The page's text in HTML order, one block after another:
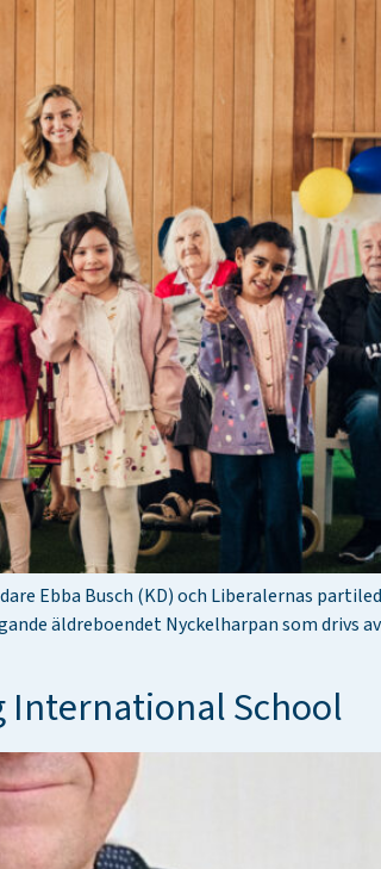
Ebba Busch (KD) och Liberalernas
äldreboendet Nyckelharpan som drivs
International School